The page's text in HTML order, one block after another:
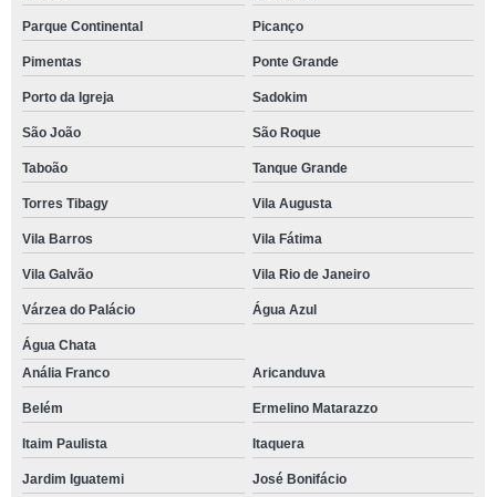
Parque Continental Picanço
Pimentas Ponte Grande
Porto da Igreja Sadokim
São João São Roque
Taboão Tanque Grande
Torres Tibagy Vila Augusta
Vila Barros Vila Fátima
Vila Galvão Vila Rio de Janeiro
Várzea do Palácio Água Azul
Água Chata
Anália Franco
Aricanduva
Belém Ermelino Matarazzo
Itaim Paulista Itaquera
Jardim Iguatemi José Bonifácio